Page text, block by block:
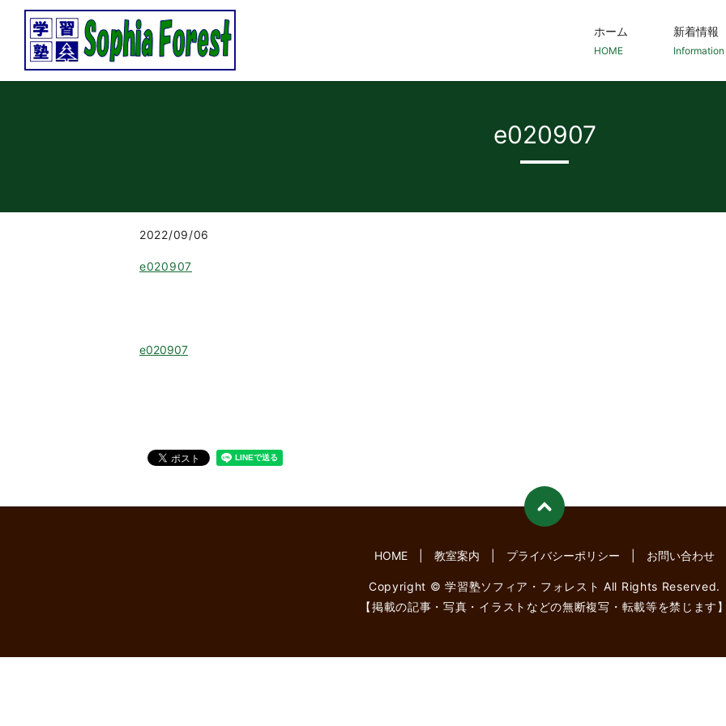
ホーム
HOME
新着情報
Information
e020907
2022/09/06
e020907
e020907
HOME 教室案内 プライバシーポリシー お問い合わせ
Copyright © 学習塾ソフィア・フォレスト All Rights Reserved.
【掲載の記事・写真・イラストなどの無断複写・転載等を禁じます